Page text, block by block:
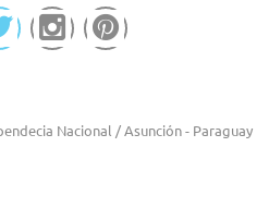
Nacional / Asunción - Paraguay